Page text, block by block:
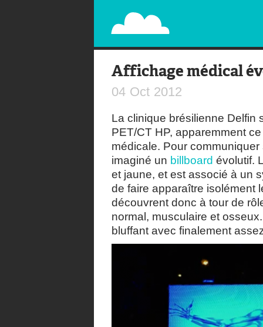
PAPERPLANE
STREET, AMBIENT, GUÉRILLA MARKETING
Affichage médical
04 Oct 2012
La clinique brésilienne Delfin
PET/CT HP, apparemment
médicale. Pour
imaginé un billboard évolutif.
et jaune, et est associé à un
de faire apparaître isolément
découvrent donc à tour de
normal, musculaire et
bluffant avec finalement